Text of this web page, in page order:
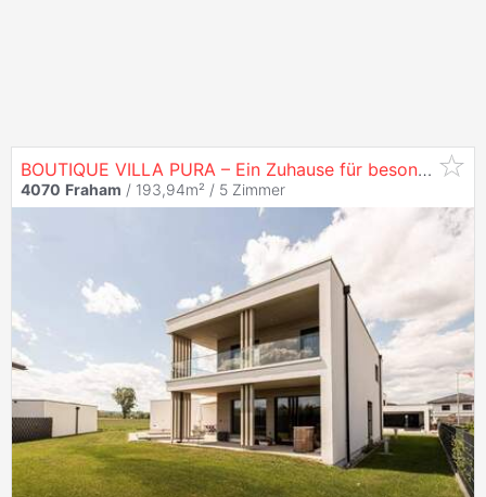
BOUTIQUE VILLA PURA – Ein Zuhause für besondere Ansprüche und höchste Wohnqualität -
4070 Fraham / 193,94m² / 5 Zimmer